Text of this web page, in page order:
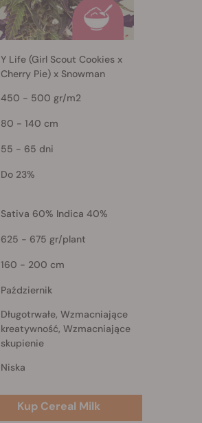
Y Life (Girl Scout Cookies x
Cherry Pie) x Snowman
450 - 500 gr/m2
80 - 140 cm
55 - 65 dni
Do 23%
Sativa 60% Indica 40%
625 - 675 gr/plant
160 - 200 cm
Październik
Długotrwałe, Wzmacniające
kreatywność, Wzmacniające
skupienie
Niska
Kup Cereal Milk